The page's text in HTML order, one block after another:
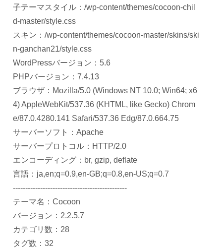
子テーマスタイル：/wp-content/themes/cocoon-chil
d-master/style.css
スキン：/wp-content/themes/cocoon-master/skins/ski
n-ganchan21/style.css
WordPressバージョン：5.6
PHPバージョン：7.4.13
ブラウザ：Mozilla/5.0 (Windows NT 10.0; Win64; x6
4) AppleWebKit/537.36 (KHTML, like Gecko) Chrom
e/87.0.4280.141 Safari/537.36 Edg/87.0.664.75
サーバーソフト：Apache
サーバープロトコル：HTTP/2.0
エンコーディング：br, gzip, deflate
言語：ja,en;q=0.9,en-GB;q=0.8,en-US;q=0.7
----------------------------------------------
テーマ名：Cocoon
バージョン：2.2.5.7
カテゴリ数：28
タグ数：32